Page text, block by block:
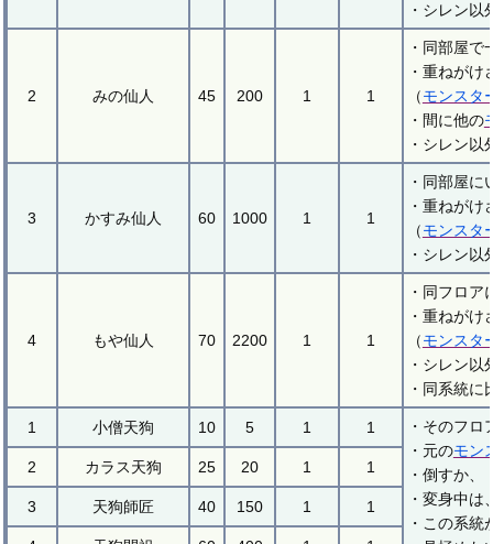
・シレン
2 みの仙人 45 200 1 1
・同部屋
・重ねが
（モンスタ
・間に他の
・シレン
3 かすみ仙人 60 1000 1 1
・同部屋
・重ねが
（モンスタ
・シレン
4 もや仙人 70 2200 1 1
・同フロ
・重ねが
（モンスタ
・シレン
・同系統に
1 小僧天狗 10 5 1 1
・そのフ
・元のモン
・倒すか
・変身中
・この系
2 カラス天狗 25 20 1 1
3 天狗師匠 40 150 1 1